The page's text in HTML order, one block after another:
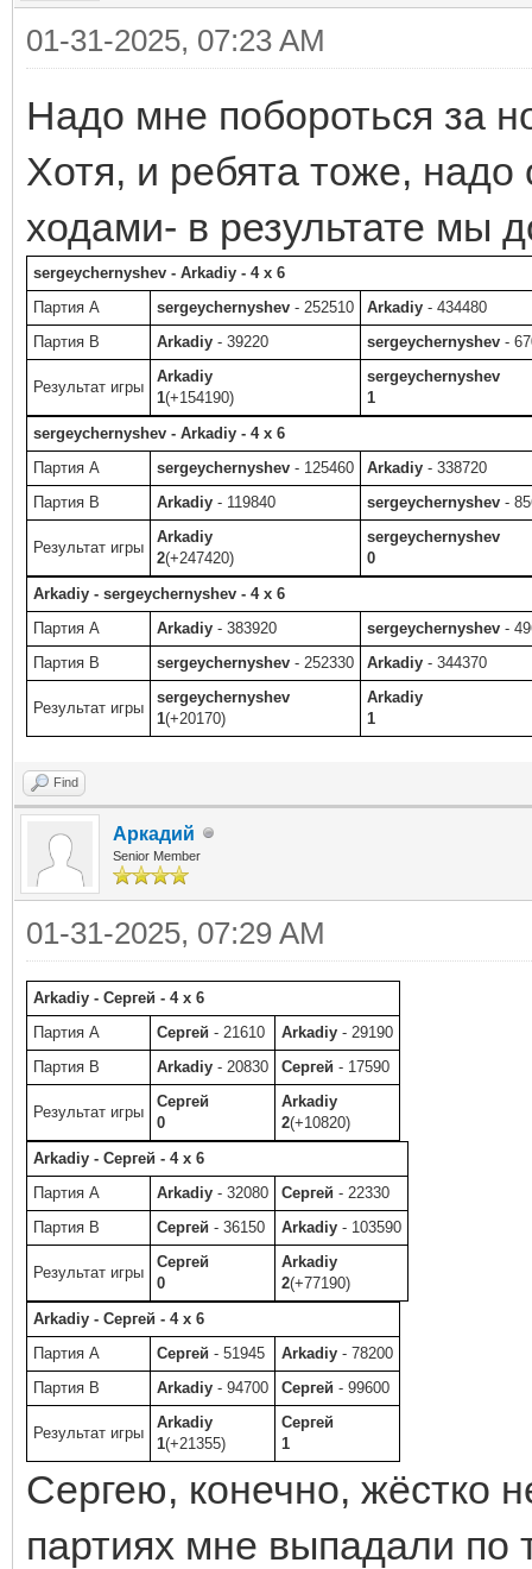
01-31-2025, 07:23 AM
Надо мне побороться за
Хотя, и ребята тоже, надо
ходами- в результате мы
sergeychernyshev - Arkadiy - 4 x 6
Партия A
sergeychernyshev - 252510 Arkadiy - 434480
Партия B
Arkadiy - 39220 sergeychernyshev -
Результат игры
Arkadiy
1(+154190)
sergeychernyshev
1
sergeychernyshev - Arkadiy - 4 x 6
Партия A
sergeychernyshev - 125460 Arkadiy - 338720
Партия B
Arkadiy - 119840 sergeychernyshev -
Результат игры
Arkadiy
2(+247420)
sergeychernyshev
0
Arkadiy - sergeychernyshev - 4 x 6
Партия A
Arkadiy - 383920 sergeychernyshev -
Партия B
sergeychernyshev - 252330 Arkadiy - 344370
Результат игры
sergeychernyshev
1(+20170)
Arkadiy
1
Find
Аркадий
Senior Member
01-31-2025, 07:29 AM
Arkadiy - Сергей - 4 x 6
Партия A
Сергей - 21610 Arkadiy - 29190
Партия B
Arkadiy - 20830 Сергей - 17590
Результат игры
Сергей
0
Arkadiy
2(+10820)
Arkadiy - Сергей - 4 x 6
Партия A
Arkadiy - 32080 Сергей - 22330
Партия B
Сергей - 36150 Arkadiy - 103590
Результат игры
Сергей
0
Arkadiy
2(+77190)
Arkadiy - Сергей - 4 x 6
Партия A
Сергей - 51945 Arkadiy - 78200
Партия B
Arkadiy - 94700 Сергей - 99600
Результат игры
Arkadiy
1(+21355)
Сергей
1
Сергею, конечно, жёстко
партиях мне выпадали по